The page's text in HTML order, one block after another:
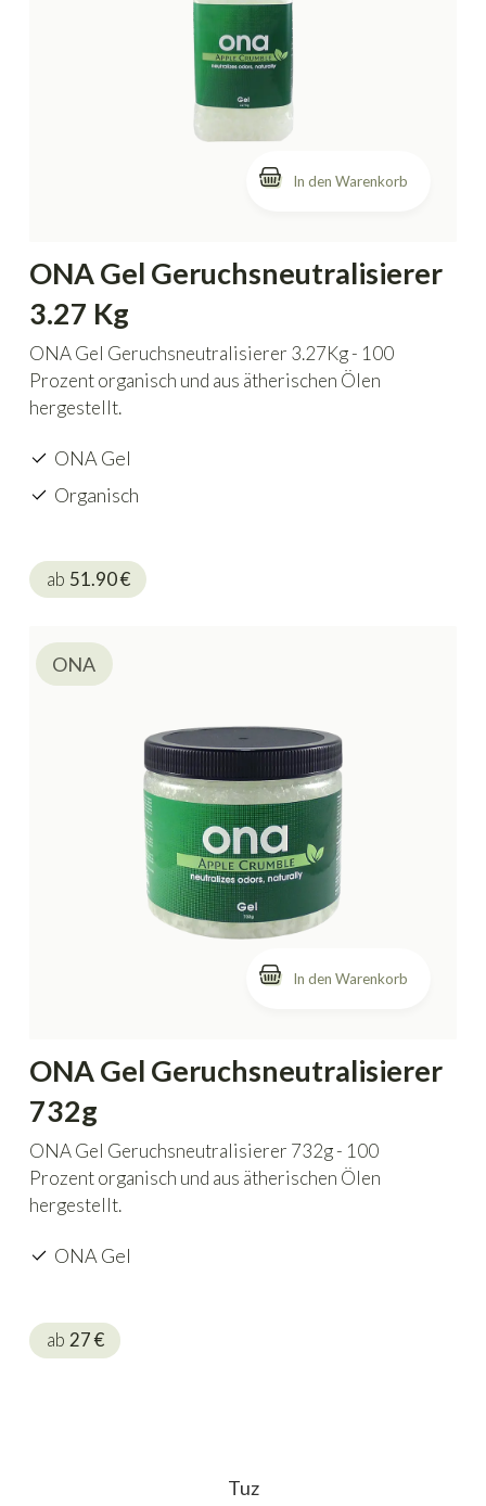
In den Warenkorb
ONA Gel Geruchsneutralisierer
3.27 Kg
ONA Gel Geruchsneutralisierer 3.27Kg - 100
Prozent organisch und aus ätherischen Ölen
hergestellt.
ONA Gel
Organisch
ab 51.90€
In den Warenkorb
ONA Gel Geruchsneutralisierer
732g
ONA Gel Geruchsneutralisierer 732g - 100
Prozent organisch und aus ätherischen Ölen
hergestellt.
ONA Gel
ab 27€
ONA
Tuz